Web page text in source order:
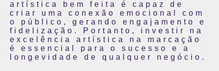
artística bem feita é capaz de
criar uma conexão emocional com
o público, gerando engajamento e
fidelização. Portanto, investir na
excelência artística na marcação
é essencial para o sucesso e a
longevidade de qualquer negócio.